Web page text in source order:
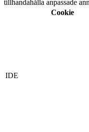
tillhandahålla anpassade
Cookie
IDE